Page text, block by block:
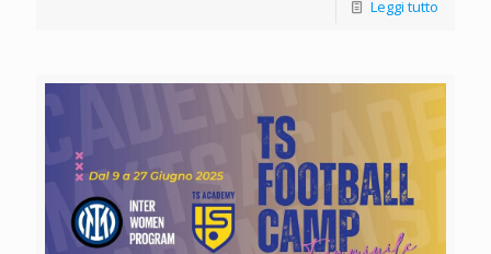
Leggi tutto